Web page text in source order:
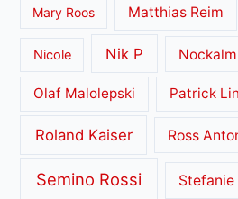
Mary Roos Matthias Reim
Nicole Nik P
Olaf Malolepski Patrick
Roland Kaiser Ross
Semino Rossi